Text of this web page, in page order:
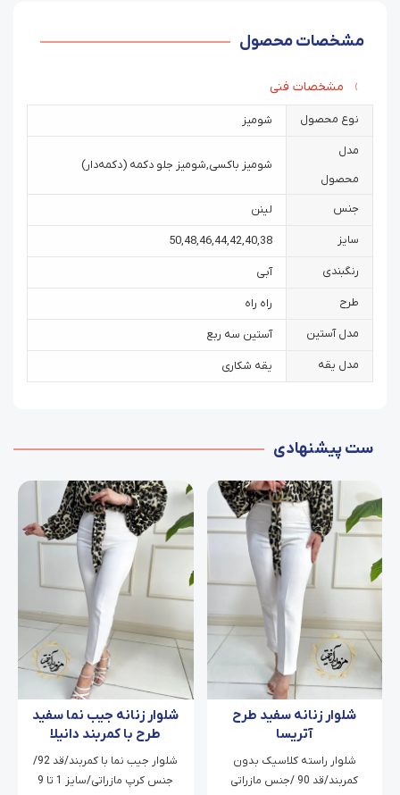
مشخصات محصول
مشخصات فنی
نوع محصول شومیز
مدل
محصول
شومیز باکسی,شومیز جلو دکمه (دکمه‌دار)
جنس لینن
سایز 38
,
40
,
42
,
44
,
46
,
48
,
50
رنگبندی آبی
طرح راه راه
مدل آستین آستین سه ربع
مدل یقه یقه شکاری
ست پیشنهادی
شلوار زنانه سفید طرح
آتریسا
شلوار راسته کلاسیک بدون
کمربند/قد 90 /جنس مازراتی
شلوار زنانه جیب نما سفید
طرح با کمربند دانیلا
شلوار جیب نما با کمربند/قد 92/
جنس کرپ مازراتی/سایز 1 تا 9